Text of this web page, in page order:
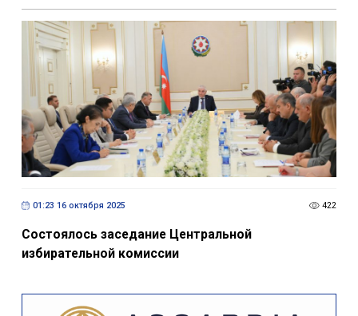
01:23 16 октября 2025 422
Состоялось заседание Центральной
избирательной комиссии